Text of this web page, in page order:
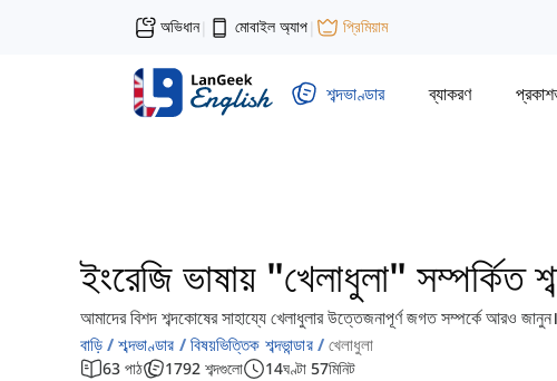
অভিধান| মোবাইল অ্যাপ| প্রিমিয়াম
শব্দভাণ্ডার ব্যাকরণ
ইংরেজি ভাষায় "খেলাধুলা" সম্পর্কিত
আমাদের বিশদ শব্দকোষের সাহায্যে খেলাধুলার উত্তেজনাপূর্ণ জগত সম্পর্কে আরও
বাড়ি শব্দভাণ্ডার বিষয়ভিত্তিক শব্দভান্ডার খেলাধুলা
63 পাঠ 1792 শব্দগুলো 14ঘণ্টা 57মিনিট